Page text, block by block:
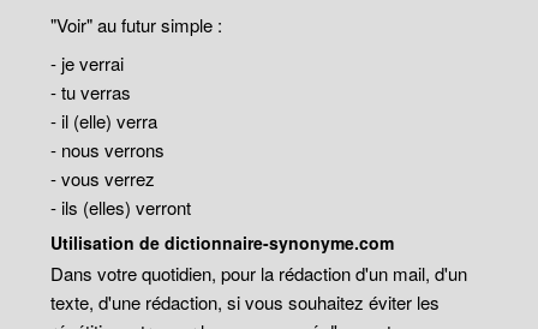
"Voir" au futur simple :
- je verrai
- tu verras
- il (elle) verra
- nous verrons
- vous verrez
- ils (elles) verront
Utilisation de dictionnaire-synonyme.com
Dans votre quotidien, pour la rédaction d'un mail, d'un
texte, d'une rédaction, si vous souhaitez éviter les